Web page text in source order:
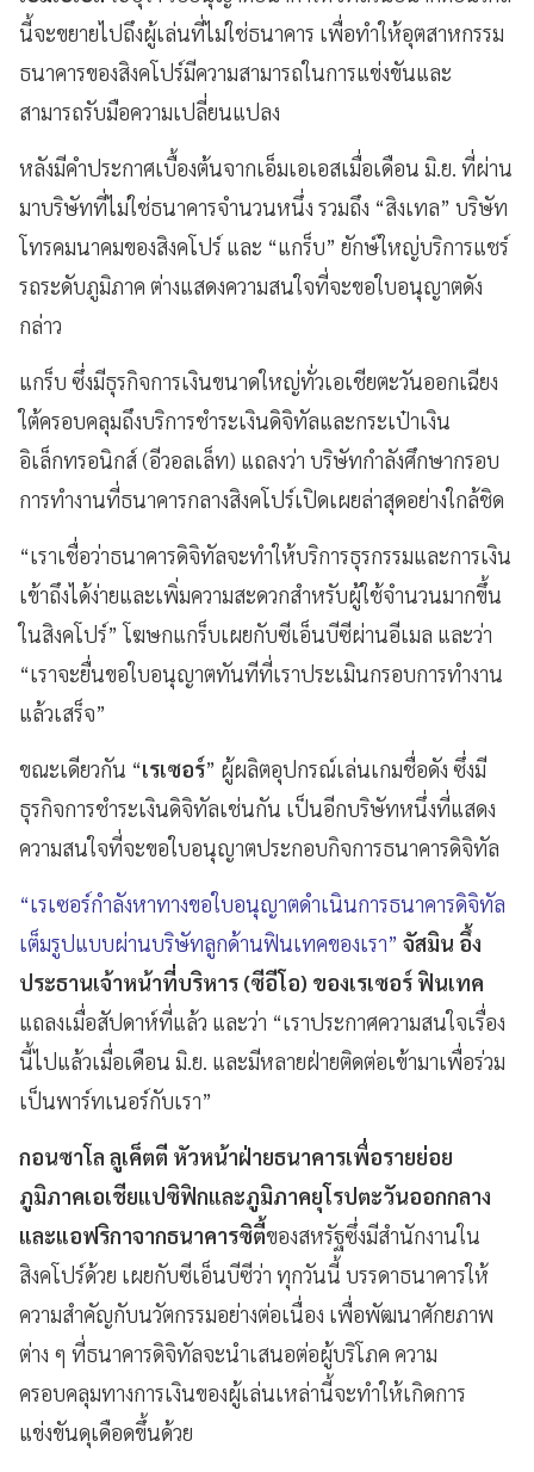
นี้จะขยายไปถึงผู้เล่นที่ไม่ใช่ธนาคาร เพื่อทำให้อุตสาหกรรม
ธนาคารของสิงคโปร์มีความสามารถในการแข่งขันและ
สามารถรับมือความเปลี่ยนแปลง
หลังมีคำประกาศเบื้องต้นจากเอ็มเอเอสเมื่อเดือน มิ.ย. ที่ผ่าน
มาบริษัทที่ไม่ใช่ธนาคารจำนวนหนึ่ง รวมถึง “สิงเทล” บริษัท
โทรคมนาคมของสิงคโปร์ และ “แกร็บ” ยักษ์ใหญ่บริการแชร์
รถระดับภูมิภาค ต่างแสดงความสนใจที่จะขอใบอนุญาตดัง
กล่าว
แกร็บ ซึ่งมีธุรกิจการเงินขนาดใหญ่ทั่วเอเชียตะวันออกเฉียง
ใต้ครอบคลุมถึงบริการชำระเงินดิจิทัลและกระเป๋าเงิน
อิเล็กทรอนิกส์ (อีวอลเล็ท) แถลงว่า บริษัทกำลังศึกษากรอบ
การทำงานที่ธนาคารกลางสิงคโปร์เปิดเผยล่าสุดอย่างใกล้ชิด
“เราเชื่อว่าธนาคารดิจิทัลจะทำให้บริการธุรกรรมและการเงิน
เข้าถึงได้ง่ายและเพิ่มความสะดวกสำหรับผู้ใช้จำนวนมากขึ้น
ในสิงคโปร์” โฆษกแกร็บเผยกับซีเอ็นบีซีผ่านอีเมล และว่า
“เราจะยื่นขอใบอนุญาตทันทีที่เราประเมินกรอบการทำงาน
แล้วเสร็จ”
ขณะเดียวกัน “เรเซอร์” ผู้ผลิตอุปกรณ์เล่นเกมชื่อดัง ซึ่งมี
ธุรกิจการชำระเงินดิจิทัลเช่นกัน เป็นอีกบริษัทหนึ่งที่แสดง
ความสนใจที่จะขอใบอนุญาตประกอบกิจการธนาคารดิจิทัล
“เรเซอร์กำลังหาทางขอใบอนุญาตดำเนินการธนาคารดิจิทัล
เต็มรูปแบบผ่านบริษัทลูกด้านฟินเทคของเรา” จัสมิน อึ้ง
ประธานเจ้าหน้าที่บริหาร (ซีอีโอ) ของเรเซอร์ ฟินเทค
แถลงเมื่อสัปดาห์ที่แล้ว และว่า “เราประกาศความสนใจเรื่อง
นี้ไปแล้วเมื่อเดือน มิ.ย. และมีหลายฝ่ายติดต่อเข้ามาเพื่อร่วม
เป็นพาร์ทเนอร์กับเรา”
กอนซาโล ลูเค็ตตี หัวหน้าฝ่ายธนาคารเพื่อรายย่อย
ภูมิภาคเอเชียแปซิฟิกและภูมิภาคยุโรปตะวันออกกลาง
และแอฟริกาจากธนาคารซิตี้ของสหรัฐซึ่งมีสำนักงานใน
สิงคโปร์ด้วย เผยกับซีเอ็นบีซีว่า ทุกวันนี้ บรรดาธนาคารให้
ความสำคัญกับนวัตกรรมอย่างต่อเนื่อง เพื่อพัฒนาศักยภาพ
ต่าง ๆ ที่ธนาคารดิจิทัลจะนำเสนอต่อผู้บริโภค ความ
ครอบคลุมทางการเงินของผู้เล่นเหล่านี้จะทำให้เกิดการ
แข่งขันดุเดือดขึ้นด้วย